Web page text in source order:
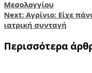
navigation
Μεσολογγίου
Next: Αγρίνιο: Είχε
ιατρική συνταγή
Περισσότερα